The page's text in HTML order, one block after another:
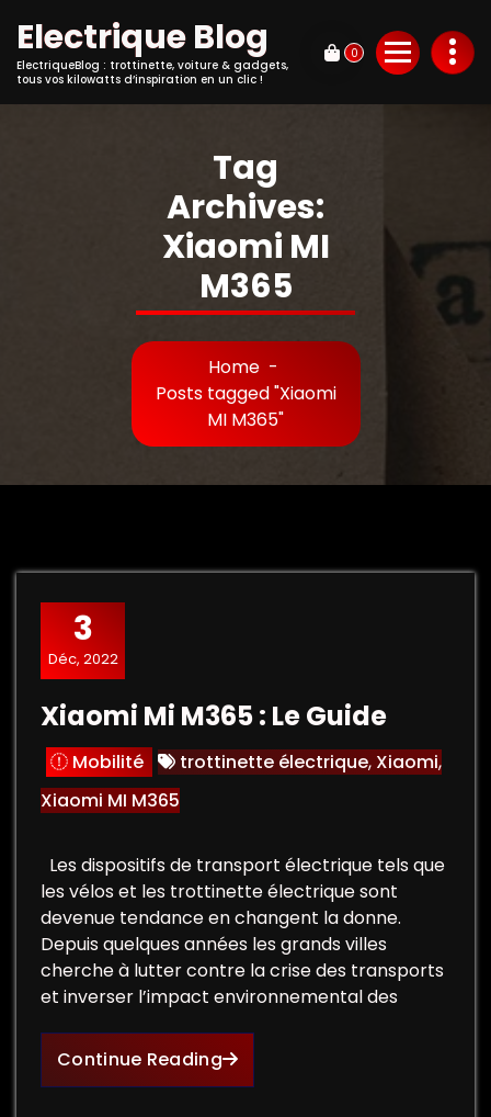
Electrique Blog
ElectriqueBlog : trottinette, voiture & gadgets,
tous vos kilowatts d’inspiration en un clic !
0
Tag
Archives:
Xiaomi MI
M365
Home -
Posts tagged "Xiaomi
MI M365"
3
Déc, 2022
Xiaomi Mi M365 : Le Guide
Mobilité trottinette électrique, Xiaomi,
Xiaomi MI M365
Les dispositifs de transport électrique tels que
les vélos et les trottinette électrique sont
devenue tendance en changent la donne.
Depuis quelques années les grands villes
cherche à lutter contre la crise des transports
et inverser l’impact environnemental des
Continue Reading